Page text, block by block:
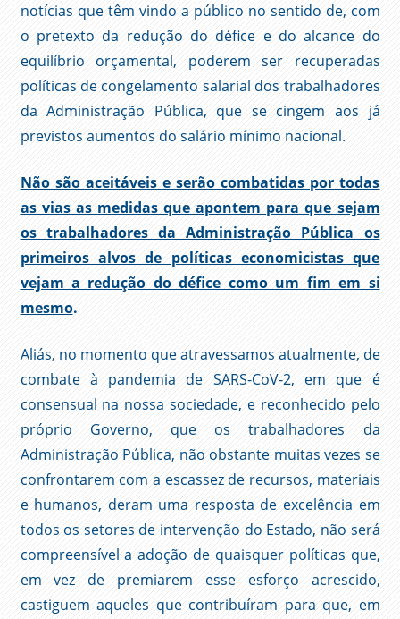
notícias que têm vindo a público no sentido de, com
o pretexto da redução do défice e do alcance do
equilíbrio orçamental, poderem ser recuperadas
políticas de congelamento salarial dos trabalhadores
da Administração Pública, que se cingem aos já
previstos aumentos do salário mínimo nacional.
Não são aceitáveis e serão combatidas por todas
as vias as medidas que apontem para que sejam
os trabalhadores da Administração Pública os
primeiros alvos de políticas economicistas que
vejam a redução do défice como um fim em si
mesmo.
Aliás, no momento que atravessamos atualmente, de
combate à pandemia de SARS-CoV-2, em que é
consensual na nossa sociedade, e reconhecido pelo
próprio Governo, que os trabalhadores da
Administração Pública, não obstante muitas vezes se
confrontarem com a escassez de recursos, materiais
e humanos, deram uma resposta de excelência em
todos os setores de intervenção do Estado, não será
compreensível a adoção de quaisquer políticas que,
em vez de premiarem esse esforço acrescido,
castiguem aqueles que contribuíram para que, em